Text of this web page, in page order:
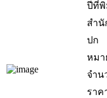
ปีที่
สำ
ปก
หมา
จำน
ราค